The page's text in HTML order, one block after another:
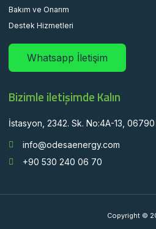
Bakım ve Onarım
Destek Hizmetleri
Whatsapp İletişim
Bizimle iletişimde Kalın
İstasyon, 2342. Sk. No:4A-13,
info@odesaenergy.com
+90 530 240 06 70
Copyright ©